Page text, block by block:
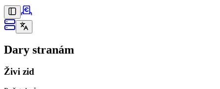
Dary stranám
Živi zid